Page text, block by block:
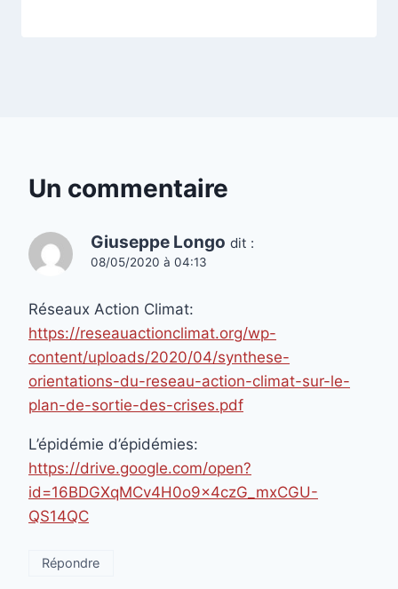
Un commentaire
Giuseppe Longo dit :
08/05/2020 à 04:13
Réseaux Action Climat:
https://reseauactionclimat.org/wp-
content/uploads/2020/04/synthese-
orientations-du-reseau-action-climat-sur-le-
plan-de-sortie-des-crises.pdf
L’épidémie d’épidémies:
https://drive.google.com/open?
id=16BDGXqMCv4H0o9x4czG_mxCGU-
QS14QC
Répondre